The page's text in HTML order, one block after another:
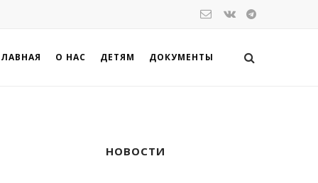
О НАС ДЕТЯМ ДОКУМЕНТЫ
НОВОСТИ